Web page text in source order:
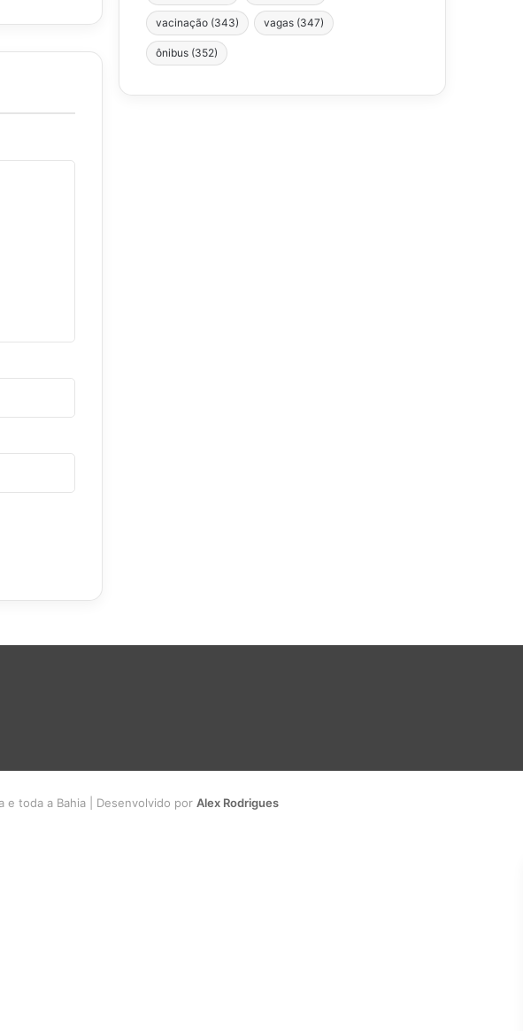
vacinação (343) vagas (347)
ônibus (352)
toda a Bahia | Desenvolvido por Alex Rodrigues